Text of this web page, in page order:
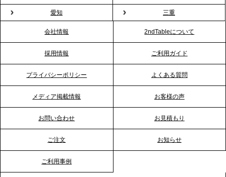
まない。職場のバレンタインをケータリングで“福利
厚生”化。採用にも効く新スタイルを提案
2026.1.23
RKB毎日放送「RKB NEWS」で、2ndTable「恵方
巻きケータリング」が紹介されました
2026.1.20
る？「恵方巻きケータリング」で、社内コミュニケ
ーションを活性化
2025.12.12
愛知 三重
会社情報 2ndTableについて
採用情報 ご利用ガイド
プライバシーポリシー よくある質問
メディア掲載情報 お客様の声
お問い合わせ お見積もり
ご注文 お知らせ
ご利用事例